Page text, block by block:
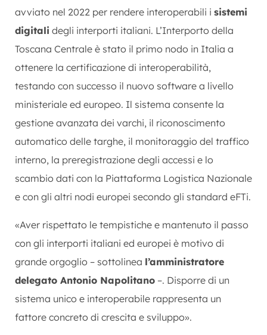
avviato nel 2022 per rendere interoperabili i sistemi
digitali degli interporti italiani. L’Interporto della
Toscana Centrale è stato il primo nodo in Italia a
ottenere la certificazione di interoperabilità,
testando con successo il nuovo software a livello
ministeriale ed europeo. Il sistema consente la
gestione avanzata dei varchi, il riconoscimento
automatico delle targhe, il monitoraggio del traffico
interno, la preregistrazione degli accessi e lo
scambio dati con la Piattaforma Logistica Nazionale
e con gli altri nodi europei secondo gli standard eFTi.
«Aver rispettato le tempistiche e mantenuto il passo
con gli interporti italiani ed europei è motivo di
grande orgoglio – sottolinea l’amministratore
delegato Antonio Napolitano –. Disporre di un
sistema unico e interoperabile rappresenta un
fattore concreto di crescita e sviluppo».